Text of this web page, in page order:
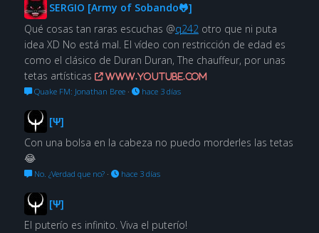
SERGIO [Army of Sobando🐸]
Qué cosas tan raras escuchas @q242otro que ni puta
idea XD No está mal. El vídeo con restricción de edad es
como el clásico de Duran Duran, The chauffeur, por unas
tetas artísticas
www.youtube.com
Quake FM: Jonathan Bree· hace 3 días
[Ψ]
Con una bolsa en la cabeza no puedo morderles las tetas
😂
No. ¿Verdad que no?· hace 3 días
[Ψ]
El puterío es infinito. Viva el puterío!